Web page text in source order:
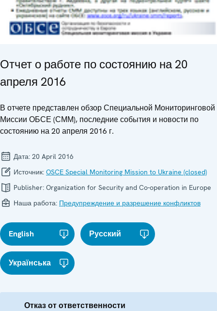
Отчет о работе по состоянию на 20
апреля 2016
В отчете представлен обзор Специальной Мониторинговой
Миссии ОБСЕ (СММ), последние события и новости по
состоянию на 20 апреля 2016 г.
Дата: 20 April 2016
Источник: OSCE Special Monitoring Mission to Ukraine (closed)
Publisher: Organization for Security and Co-operation in Europe
Наша работа: Предупреждение и разрешение конфликтов
English Русский
Українська
Отказ от ответственности